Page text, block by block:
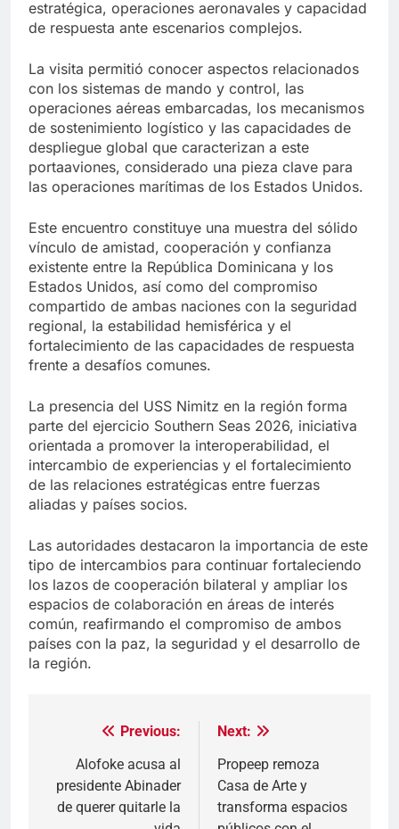
estratégica, operaciones aeronavales y capacidad
de respuesta ante escenarios complejos.
La visita permitió conocer aspectos relacionados
con los sistemas de mando y control, las
operaciones aéreas embarcadas, los mecanismos
de sostenimiento logístico y las capacidades de
despliegue global que caracterizan a este
portaaviones, considerado una pieza clave para
las operaciones marítimas de los Estados Unidos.
Este encuentro constituye una muestra del sólido
vínculo de amistad, cooperación y confianza
existente entre la República Dominicana y los
Estados Unidos, así como del compromiso
compartido de ambas naciones con la seguridad
regional, la estabilidad hemisférica y el
fortalecimiento de las capacidades de respuesta
frente a desafíos comunes.
La presencia del USS Nimitz en la región forma
parte del ejercicio Southern Seas 2026, iniciativa
orientada a promover la interoperabilidad, el
intercambio de experiencias y el fortalecimiento
de las relaciones estratégicas entre fuerzas
aliadas y países socios.
Las autoridades destacaron la importancia de este
tipo de intercambios para continuar fortaleciendo
los lazos de cooperación bilateral y ampliar los
espacios de colaboración en áreas de interés
común, reafirmando el compromiso de ambos
países con la paz, la seguridad y el desarrollo de
la región.
Navegación
entradas
Previous:
Alofoke acusa al
presidente Abinader
de querer quitarle la
Next:
Propeep remoza
Casa de Arte y
transforma espacios